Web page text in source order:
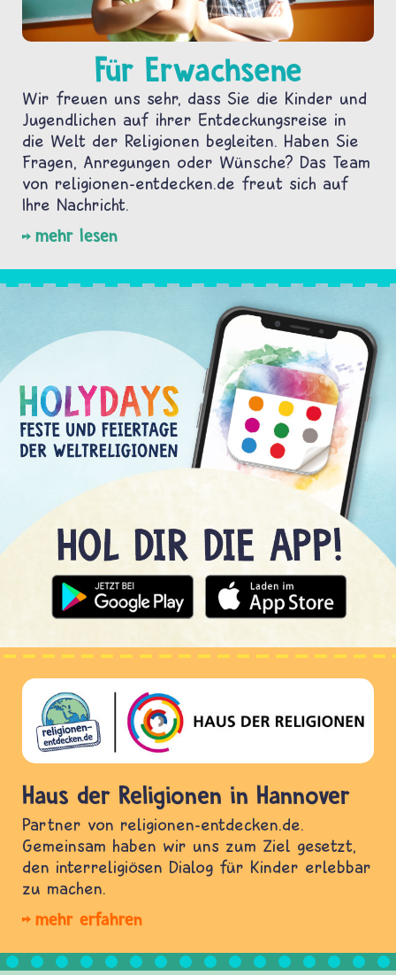
Für Erwachsene
Wir freuen uns sehr, dass Sie die Kinder und
Jugendlichen auf ihrer Entdeckungsreise in
die Welt der Religionen begleiten. Haben Sie
Fragen, Anregungen oder Wünsche? Das Team
von religionen-entdecken.de freut sich auf
Ihre Nachricht.
mehr lesen
Haus der Religionen in Hannover
Partner von religionen-entdecken.de.
Gemeinsam haben wir uns zum Ziel gesetzt,
den interreligiösen Dialog für Kinder erlebbar
zu machen.
mehr erfahren